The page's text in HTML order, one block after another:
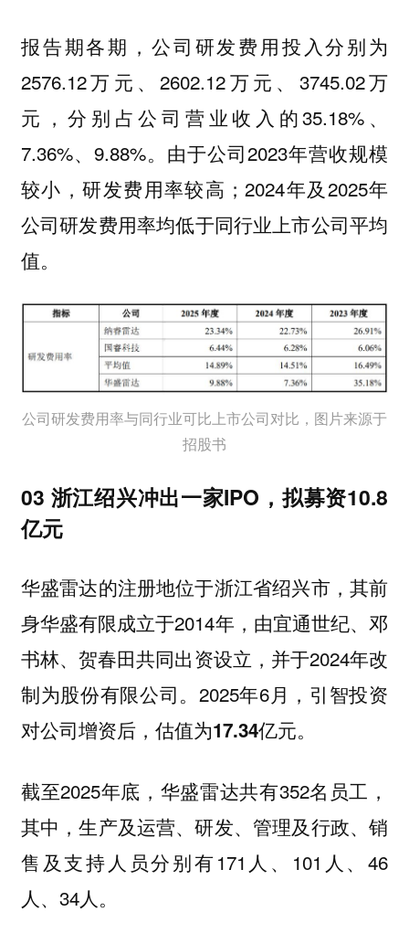
报告期各期，公司研发费用投入分别为
2576.12万元、2602.12万元、3745.02万
元，分别占公司营业收入的35.18%、
7.36%、9.88%。由于公司2023年营收规模
较小，研发费用率较高；2024年及2025年
公司研发费用率均低于同行业上市公司平均
值。
公司研发费用率与同行业可比上市公司对比，图片来源于
招股书
03 浙江绍兴冲出一家IPO，拟募资10.8
亿元
华盛雷达的注册地位于浙江省绍兴市，其前
身华盛有限成立于2014年，由宜通世纪、邓
书林、贺春田共同出资设立，并于2024年改
制为股份有限公司。2025年6月，引智投资
对公司增资后， 估值为17.34亿元。
截至2025年底，华盛雷达共有352名员工，
其中，生产及运营、研发、管理及行政、销
售及支持人员分别有171人、101人、46
人、34人。